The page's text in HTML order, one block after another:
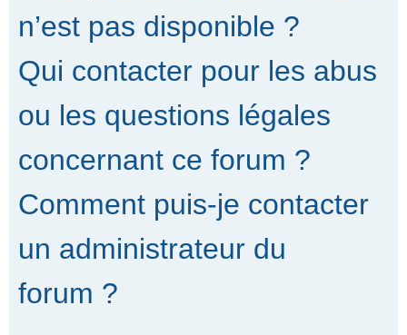
n’est pas disponible ?
Qui contacter pour les abus
ou les questions légales
concernant ce forum ?
Comment puis-je contacter
un administrateur du
forum ?